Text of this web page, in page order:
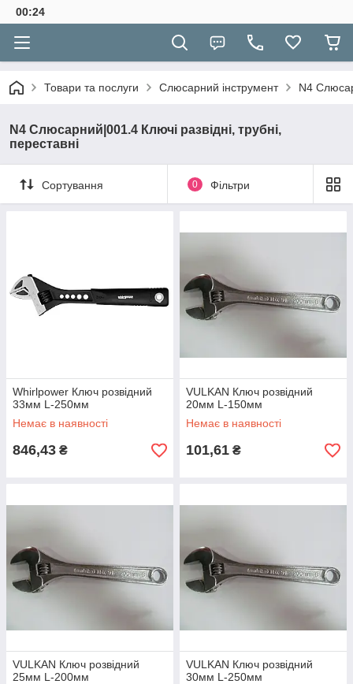
00:24
Товари та послуги Слюсарний інструмент N4
N4 Слюсарний|001.4 Ключі развідні, трубні,
переставні
Сортування 0 Фільтри
Whirlpower Ключ розвідний
33мм L-250мм
Немає в наявності
846,43 ₴
VULKAN Ключ розвідний
20мм L-150мм
Немає в наявності
101,61 ₴
VULKAN Ключ розвідний
25мм L-200мм
VULKAN Ключ розвідний
30мм L-250мм